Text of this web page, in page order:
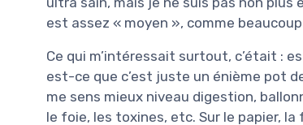
est assez « moyen », comme
Ce qui m’intéressait surtout, c’était :
est-ce que c’est juste un énième pot
me sens mieux niveau digestion,
le foie, les toxines, etc. Sur le papier,